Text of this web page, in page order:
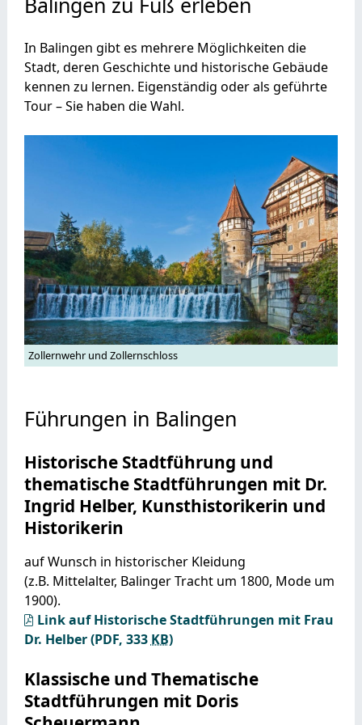
In Balingen gibt es mehrere Möglichkeiten die
Stadt, deren Geschichte und historische Gebäude
kennen zu lernen. Eigenständig oder als geführte
Tour – Sie haben die Wahl.
Zollernwehr und Zollernschloss
Führungen in Balingen
Historische Stadtführung und
thematische Stadtführungen mit Dr.
Ingrid Helber, Kunsthistorikerin und
Historikerin
auf Wunsch in historischer Kleidung
(z.B. Mittelalter, Balinger Tracht um 1800, Mode um
1900).
Link auf Historische Stadtführungen mit Frau
Dr. Helber(PDF, 333 KB)
Klassische und Thematische
Stadtführungen mit Doris